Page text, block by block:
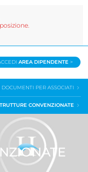
AREA DIPENDENTE >
DOCUMENTI PER ASSOCIATI
CONVENZIONATE